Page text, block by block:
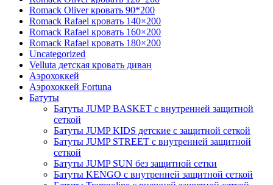
Romack Oliver кровать 90*200
Romack Rafael кровать 140×200
Romack Rafael кровать 160×200
Romack Rafael кровать 180×200
Uncategorized
Velluta детская кровать диван
Аэрохоккей
Аэрохоккей Fortuna
Батуты
Батуты JUMP BASKET с внутренней защитной
сеткой
Батуты JUMP KIDS детские с защитной сеткой
Батуты JUMP STREET с внутренней защитной
сеткой
Батуты JUMP SUN без защитной сетки
Батуты KENGO с внутренней защитной сеткой